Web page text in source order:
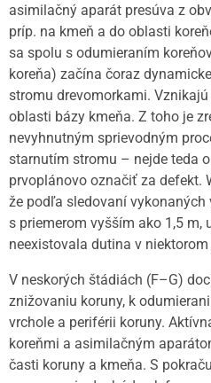
asimilačný aparát presúva z
príp. na kmeň a do oblasti
sa spolu s odumieraním
koreňa) začína čoraz
stromu drevomorkami.
oblasti bázy kmeňa. Z toho je
nevyhnutným sprievodným
starnutím stromu – nejde teda
prvoplánovo označiť za defekt.
že podľa sledovaní vykonaných
s priemerom vyšším ako 1,5 m,
neexistovala dutina v
V neskorých štádiách (F–G)
znižovaniu koruny, k
vrchole a periférii koruny.
koreňmi a asimilačným
časti koruny a kmeňa. S